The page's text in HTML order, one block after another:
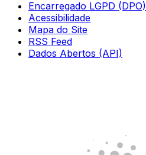
Encarregado LGPD (DPO)
Acessibilidade
Mapa do Site
RSS Feed
Dados Abertos (API)